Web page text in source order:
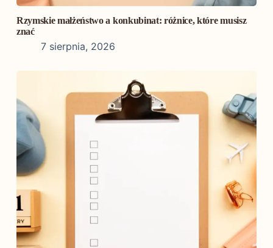
Rzymskie małżeństwo a konkubinat: różnice, które musisz
znać
7 sierpnia, 2026